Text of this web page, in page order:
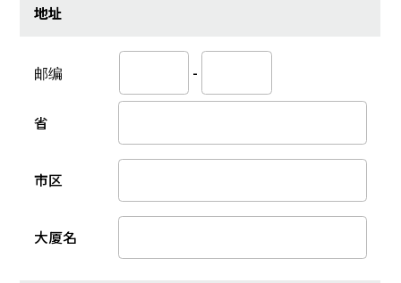
地址
邮编 -
省
市区
大厦名